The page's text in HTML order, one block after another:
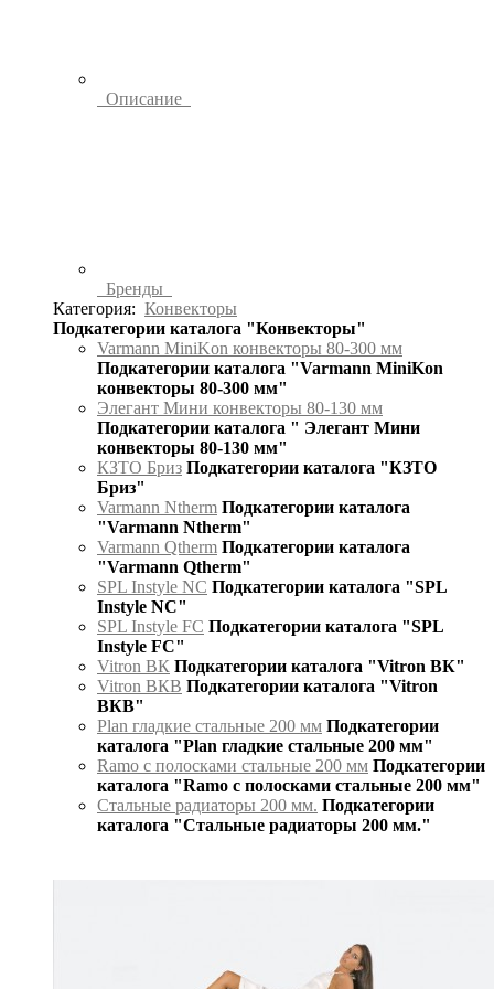
Описание
Бренды
Категория: Конвекторы
Подкатегории каталога "Конвекторы"
Varmann MiniKon конвекторы 80-300 мм
Подкатегории каталога "Varmann MiniKon
конвекторы 80-300 мм"
Элегант Мини конвекторы 80-130 мм
Подкатегории каталога " Элегант Мини
конвекторы 80-130 мм"
КЗТО Бриз Подкатегории каталога "КЗТО
Бриз"
Varmann Ntherm Подкатегории каталога
"Varmann Ntherm"
Varmann Qtherm Подкатегории каталога
"Varmann Qtherm"
SPL Instyle NC Подкатегории каталога "SPL
Instyle NC"
SPL Instyle FC Подкатегории каталога "SPL
Instyle FC"
Vitron ВК Подкатегории каталога "Vitron ВК"
Vitron ВКВ Подкатегории каталога "Vitron
ВКВ"
Plan гладкие стальные 200 мм Подкатегории
каталога "Plan гладкие стальные 200 мм"
Ramo с полосками стальные 200 мм Подкатегории
каталога "Ramo с полосками стальные 200 мм"
Стальные радиаторы 200 мм. Подкатегории
каталога "Стальные радиаторы 200 мм."